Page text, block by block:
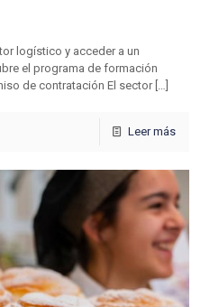
logístico y acceder a un
el programa de formación
de contratación El sector[…]
Leer más